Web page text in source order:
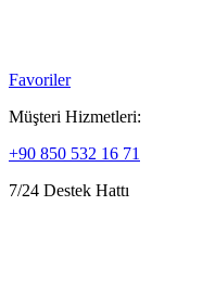
Favoriler
Müşteri Hizmetleri:
+90 850 532 16 71
7/24 Destek Hattı